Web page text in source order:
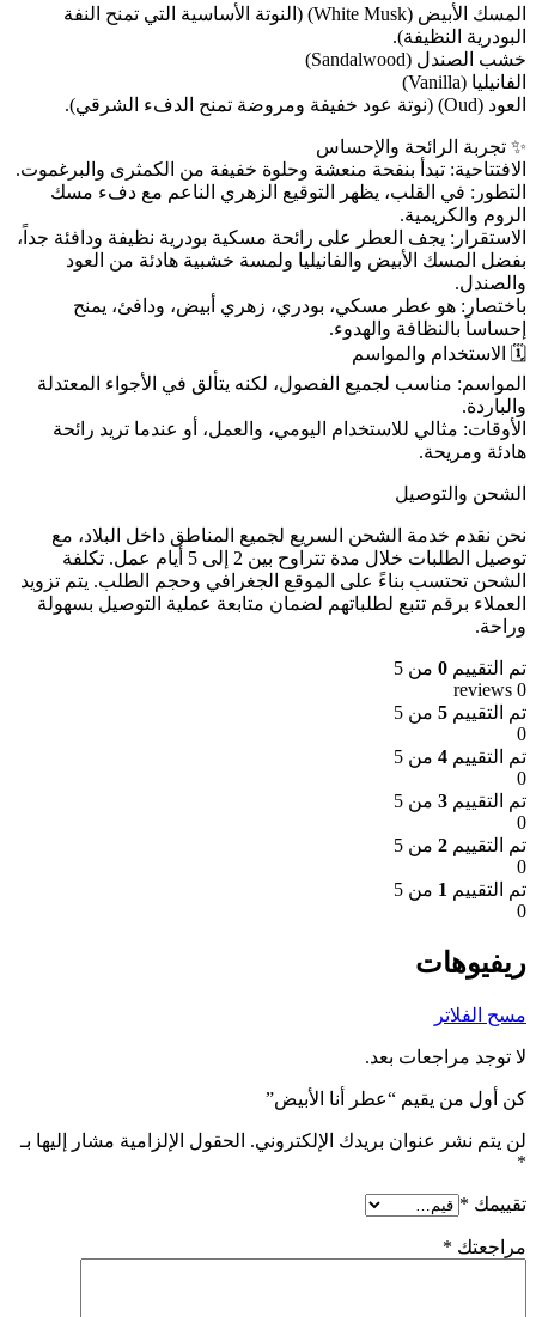
المسك الأبيض (White Musk) (النوتة الأساسية التي تمنح النفة
البودرية النظيفة).
خشب الصندل (Sandalwood)
الفانيليا (Vanilla)
العود (Oud) (نوتة عود خفيفة ومروضة تمنح الدفء الشرقي).
✨ تجربة الرائحة والإحساس
الافتتاحية: تبدأ بنفحة منعشة وحلوة خفيفة من الكمثرى والبرغموت.
التطور: في القلب، يظهر التوقيع الزهري الناعم مع دفء مسك
الروم والكريمية.
الاستقرار: يجف العطر على رائحة مسكية بودرية نظيفة ودافئة جداً،
بفضل المسك الأبيض والفانيليا ولمسة خشبية هادئة من العود
والصندل.
باختصار: هو عطر مسكي، بودري، زهري أبيض، ودافئ، يمنح
إحساساً بالنظافة والهدوء.
🗓️ الاستخدام والمواسم
المواسم: مناسب لجميع الفصول، لكنه يتألق في الأجواء المعتدلة
والباردة.
الأوقات: مثالي للاستخدام اليومي، والعمل، أو عندما تريد رائحة
هادئة ومريحة.
الشحن والتوصيل
نحن نقدم خدمة الشحن السريع لجميع المناطق داخل البلاد، مع
توصيل الطلبات خلال مدة تتراوح بين 2 إلى 5 أيام عمل. تكلفة
الشحن تحتسب بناءً على الموقع الجغرافي وحجم الطلب. يتم تزويد
العملاء برقم تتبع لطلباتهم لضمان متابعة عملية التوصيل بسهولة
وراحة.
تم التقييم 0 من 5
0 reviews
تم التقييم 5 من 5
0
تم التقييم 4 من 5
0
تم التقييم 3 من 5
0
تم التقييم 2 من 5
0
تم التقييم 1 من 5
0
ريفيوهات
مسح الفلاتر
لا توجد مراجعات بعد.
كن أول من يقيم “عطر أنا الأبيض”
لن يتم نشر عنوان بريدك الإلكتروني. الحقول الإلزامية مشار إليها بـ
*
تقييمك *
مراجعتك *